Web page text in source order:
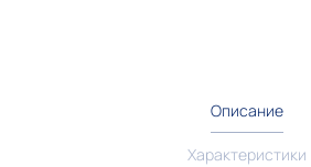
Описание
Характеристики